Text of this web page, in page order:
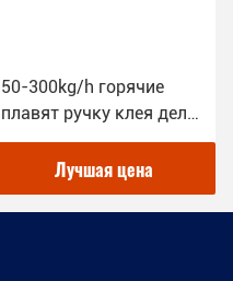
50-300kg/h горячие
плавят ручку клея делая
потребление 60-160KW
низкой мощности
машины
Лучшая цена